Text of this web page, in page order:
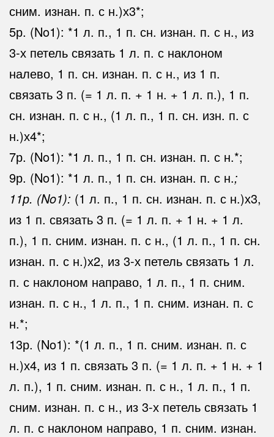
сним. изнан. п. с н.)х3*;
5р. (No1): *1 л. п., 1 п. сн. изнан. п. с н., из
3-х петель связать 1 л. п. с наклоном
налево, 1 п. сн. изнан. п. с н., из 1 п.
связать 3 п. (= 1 л. п. + 1 н. + 1 л. п.), 1 п.
сн. изнан. п. с н., (1 л. п., 1 п. сн. изн. п. с
н.)х4*;
7р. (No1): *1 л. п., 1 п. сн. изнан. п. с н.*;
9р. (No1): *1 л. п., 1 п. сн. изнан. п. с н.;
11р. (No1): (1 л. п., 1 п. сн. изнан. п. с н.)х3,
из 1 п. связать 3 п. (= 1 л. п. + 1 н. + 1 л.
п.), 1 п. сним. изнан. п. с н., (1 л. п., 1 п. сн.
изнан. п. с н.)х2, из 3-х петель связать 1 л.
п. с наклоном направо, 1 л. п., 1 п. сним.
изнан. п. с н., 1 л. п., 1 п. сним. изнан. п. с
н.*;
13р. (No1): *(1 л. п., 1 п. сним. изнан. п. с
н.)х4, из 1 п. связать 3 п. (= 1 л. п. + 1 н. + 1
л. п.), 1 п. сним. изнан. п. с н., 1 л. п., 1 п.
сним. изнан. п. с н., из 3-х петель связать 1
л. п. с наклоном направо, 1 п. сним. изнан.